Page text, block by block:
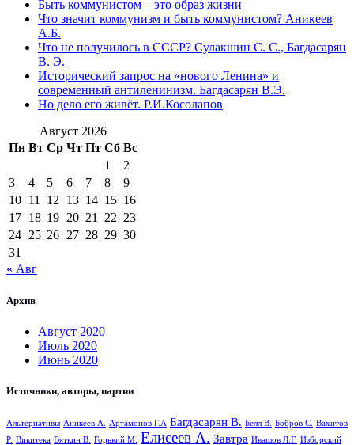
Быть коммунистом – это образ жизни
Что значит коммунизм и быть коммунистом? Аникеев
А.Б.
Что не получилось в СССР? Сулакшин С. С., Багдасарян
В. Э.
Исторический запрос на «нового Ленина» и
современный антиленинизм. Багдасарян В.Э.
Но дело его живёт. Р.И.Косолапов
Август 2026
Пн Вт Ср Чт Пт Сб Вс
1
2
3
4 5 6 7 8
9
10 11 12 13 14 15 16
17 18 19 20 21 22 23
24 25 26 27 28 29 30
31
« Авг
Архив
Август 2020
Июль 2020
Июнь 2020
Источники, авторы, партии
Альтернативы Аникеев А. Артамонов Г.А Багдасарян В. Белл В. Бобров С.
Вахитов
Р. Викитека Вяткин В. Горький М. Елисеев А. Завтра Ивашов Л.Г. Изборский